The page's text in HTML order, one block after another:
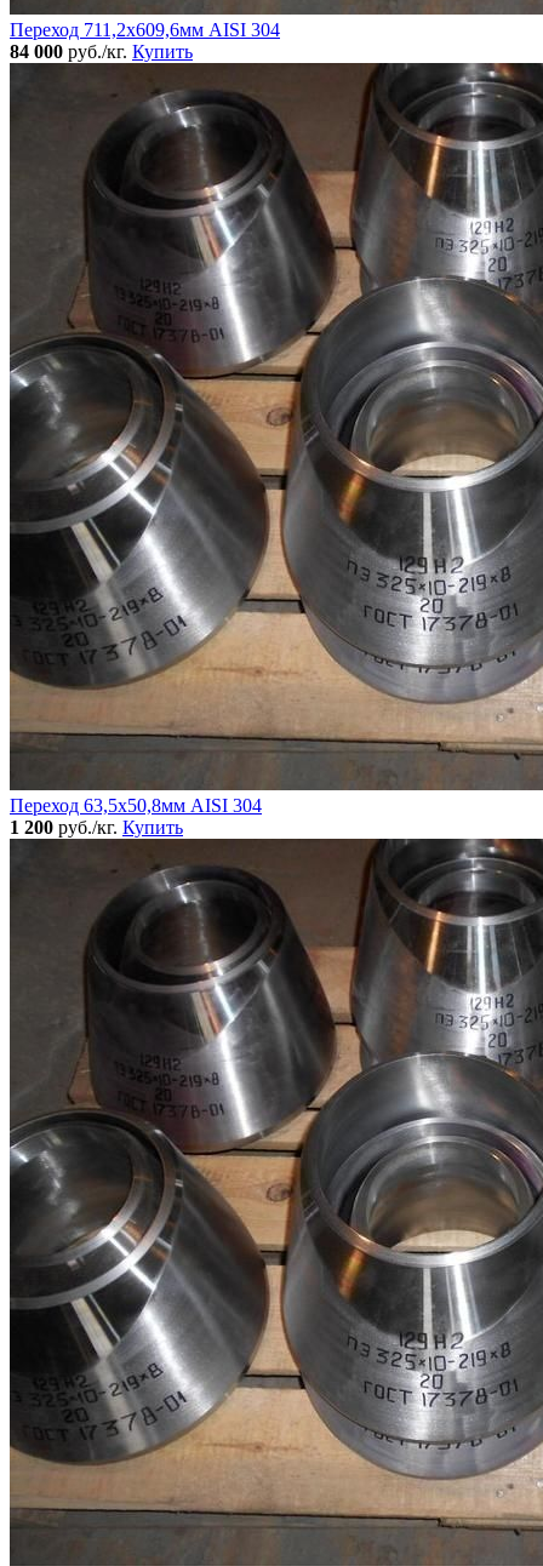
Переход 711,2х609,6мм AISI 304
84 000 руб./кг. Купить
Переход 63,5х50,8мм AISI 304
1 200 руб./кг. Купить